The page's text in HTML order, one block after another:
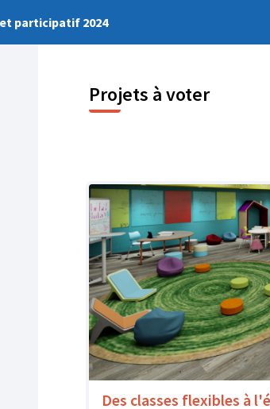
participatif 2024
Projets à voter
Des classes flexibles à